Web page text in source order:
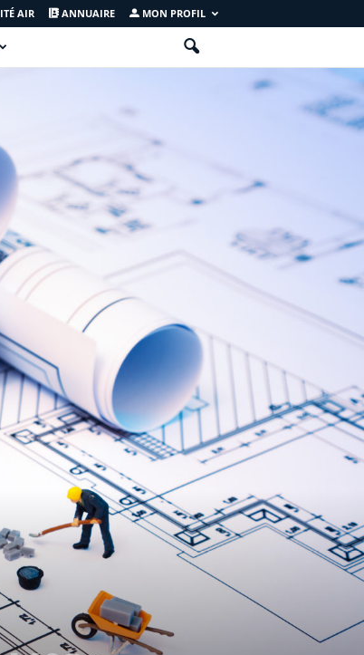
AIR ANNUAIRE MON PROFIL